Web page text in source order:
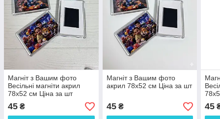
Магніт з Вашим фото
Весільні магніти акрил
78х52 см Ціна за шт
45 ₴
Магніт з Вашим фото
акрил 78х52 см Ціна за шт
45₴ 45